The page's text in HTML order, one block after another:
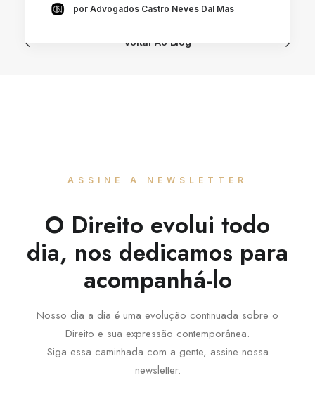
por Advogados Castro Neves Dal Mas
Voltar Ao Blog
ASSINE A NEWSLETTER
O Direito evolui todo
dia, nos dedicamos para
acompanhá-lo
Nosso dia a dia é uma evolução continuada sobre o
Direito e sua expressão contemporânea.
Siga essa caminhada com a gente, assine nossa
newsletter.